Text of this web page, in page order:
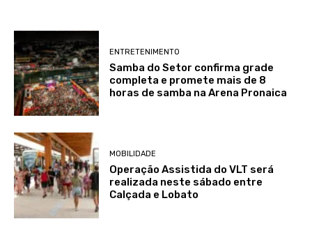
ENTRETENIMENTO
Samba do Setor confirma grade
completa e promete mais de 8
horas de samba na Arena Pronaica
MOBILIDADE
Operação Assistida do VLT será
realizada neste sábado entre
Calçada e Lobato